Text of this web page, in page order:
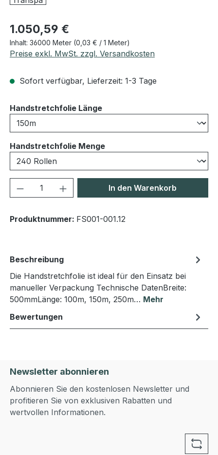
Regulärer Preis:
1.050,59 €
Inhalt: 36000 Meter (0,03 € / 1 Meter)
Preise exkl. MwSt. zzgl. Versandkosten
Sofort verfügbar, Lieferzeit: 1-3 Tage
Handstretchfolie Längeauswählen
Handstretchfolie Mengeauswählen
Produkt Anzahl: Gib denIn den Warenkorb
Produktnummer: FS001-001.12
Beschreibung
Die Handstretchfolie ist ideal für den Einsatz bei
manueller Verpackung Technische DatenBreite:
500mmLänge: 100m, 150m, 250m… Mehr
Bewertungen
Newsletter abonnieren
Abonnieren Sie den kostenlosen Newsletter und
profitieren Sie von exklusiven Rabatten und
wertvollen Informationen.